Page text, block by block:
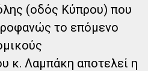
(οδός Κύπρου) που
το επόμενο
κ. Λαμπάκη αποτελεί η